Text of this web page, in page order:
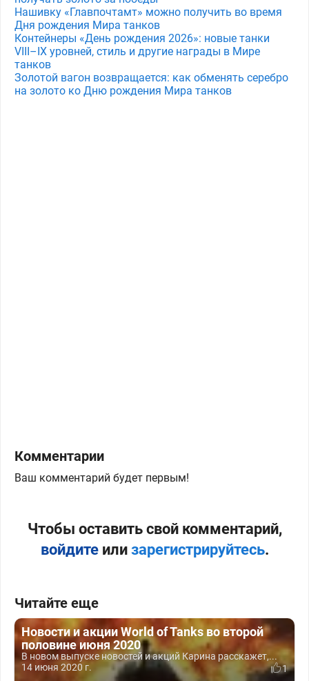
Нашивку «Главпочтамт» можно получить во время
Дня рождения Мира танков
Контейнеры «День рождения 2026»: новые танки
VIII–IX уровней, стиль и другие награды в Мире
танков
Золотой вагон возвращается: как обменять серебро
на золото ко Дню рождения Мира танков
Комментарии
Ваш комментарий будет первым!
Чтобы оставить свой комментарий,
войдитеили зарегистрируйтесь.
Читайте еще
Новости и акции World of Tanks во второй
половине июня 2020
В новом выпуске новостей и акций Карина расскажет,...
14 июня 2020 г.
1